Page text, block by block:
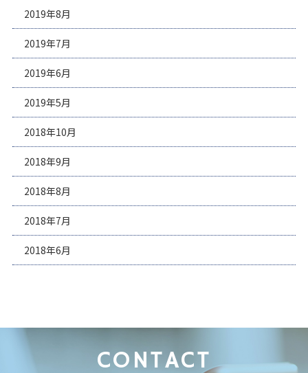
2019年8月
2019年7月
2019年6月
2019年5月
2018年10月
2018年9月
2018年8月
2018年7月
2018年6月
CONTACT